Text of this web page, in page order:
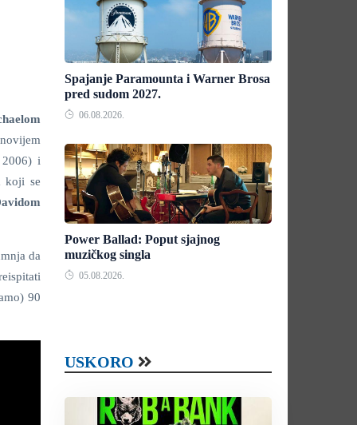
i
koji se
da
90
Spajanje Paramounta i Warner Brosa
pred sudom 2027.
06.08.2026.
Power Ballad: Poput sjajnog
muzičkog singla
05.08.2026.
USKORO